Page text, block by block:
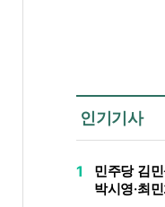
인기기사
1
민주당 김
박시영·최